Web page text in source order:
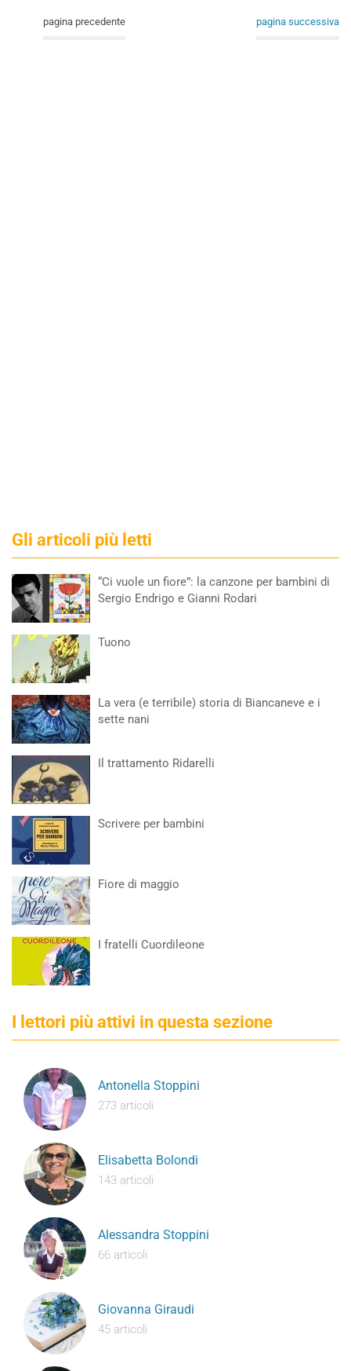
pagina precedente pagina successiva
Gli articoli più letti
“Ci vuole un fiore”: la canzone per bambini di
Sergio Endrigo e Gianni Rodari
Tuono
La vera (e terribile) storia di Biancaneve e i
sette nani
Il trattamento Ridarelli
Scrivere per bambini
Fiore di maggio
I fratelli Cuordileone
I lettori più attivi in questa sezione
Antonella Stoppini
273 articoli
Elisabetta Bolondi
143 articoli
Alessandra Stoppini
66 articoli
Giovanna Giraudi
45 articoli